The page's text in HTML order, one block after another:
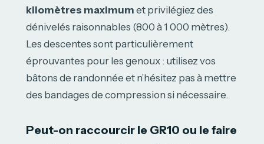
kilomètres maximum et privilégiez des
dénivelés raisonnables (800 à 1 000 mètres).
Les descentes sont particulièrement
éprouvantes pour les genoux : utilisez vos
bâtons de randonnée et n’hésitez pas à mettre
des bandages de compression si nécessaire.
Peut-on raccourcir le GR10 ou le faire